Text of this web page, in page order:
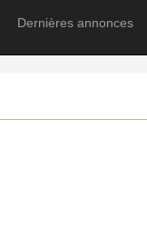
Dernières annonces